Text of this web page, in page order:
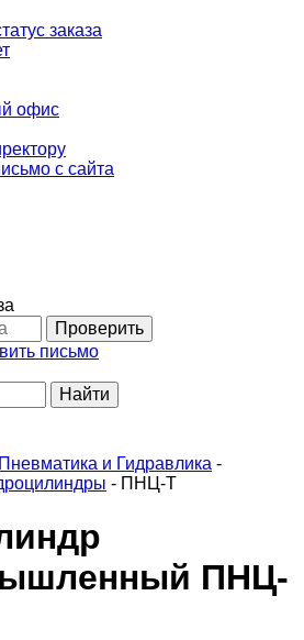
заказа
офис
с сайта
Проверить
письмо
Найти
Пневматика и Гидравлика -
- ПНЦ-Т
ПНЦ-